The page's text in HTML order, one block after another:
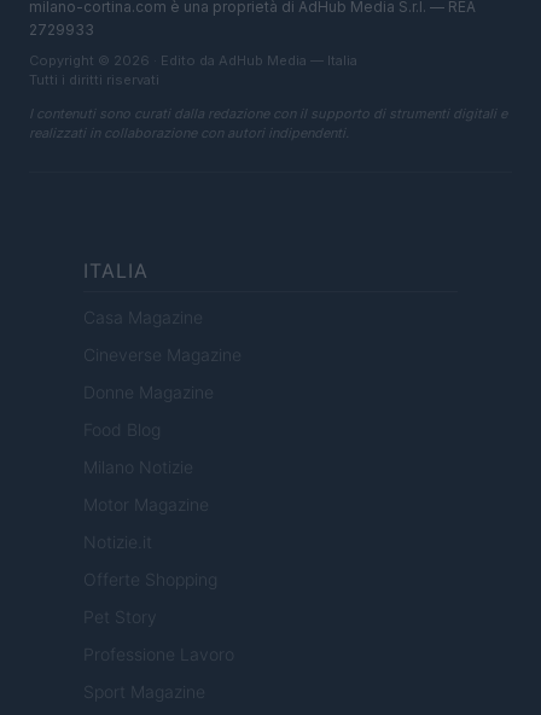
milano-cortina.com è una proprietà di AdHub Media S.r.l. — REA
2729933
Copyright © 2026 · Edito da AdHub Media — Italia
Tutti i diritti riservati
I contenuti sono curati dalla redazione con il supporto di strumenti digitali e
realizzati in collaborazione con autori indipendenti.
ITALIA
Casa Magazine
Cineverse Magazine
Donne Magazine
Food Blog
Milano Notizie
Motor Magazine
Notizie.it
Offerte Shopping
Pet Story
Professione Lavoro
Sport Magazine